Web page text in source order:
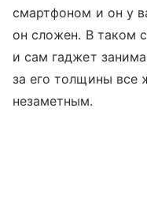
смартфоном и он у
он сложен. В таком
и сам гаджет
за его толщины все
незаметным.